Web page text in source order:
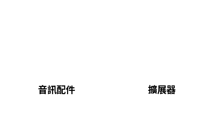
音訊配件 擴展器